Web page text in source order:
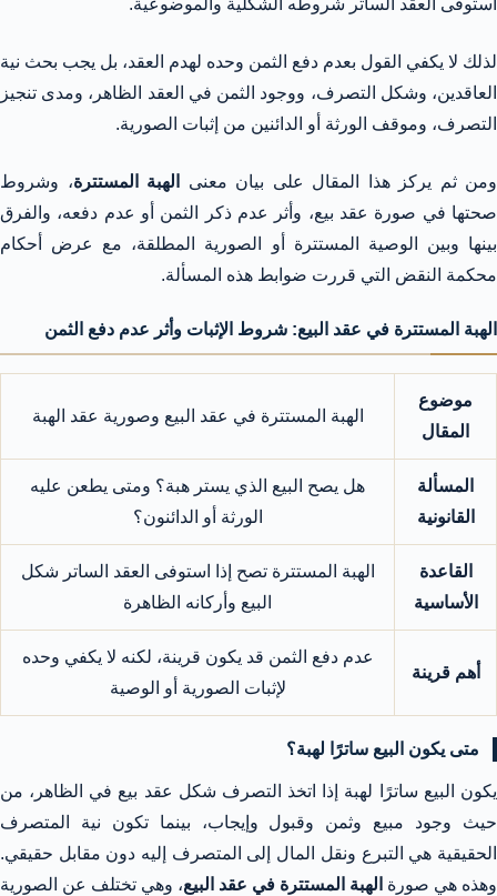
استوفى العقد الساتر شروطه الشكلية والموضوعية.
لذلك لا يكفي القول بعدم دفع الثمن وحده لهدم العقد، بل يجب بحث نية
العاقدين، وشكل التصرف، ووجود الثمن في العقد الظاهر، ومدى تنجيز
التصرف، وموقف الورثة أو الدائنين من إثبات الصورية.
ومن ثم يركز هذا المقال على بيان معنى الهبة المستترة، وشروط
صحتها في صورة عقد بيع، وأثر عدم ذكر الثمن أو عدم دفعه، والفرق
بينها وبين الوصية المستترة أو الصورية المطلقة، مع عرض أحكام
محكمة النقض التي قررت ضوابط هذه المسألة.
الهبة المستترة في عقد البيع: شروط الإثبات وأثر عدم دفع الثمن
موضوع
المقال
الهبة المستترة في عقد البيع وصورية عقد الهبة
المسألة
القانونية
هل يصح البيع الذي يستر هبة؟ ومتى يطعن عليه
الورثة أو الدائنون؟
القاعدة
الأساسية
الهبة المستترة تصح إذا استوفى العقد الساتر شكل
البيع وأركانه الظاهرة
أهم قرينة
عدم دفع الثمن قد يكون قرينة، لكنه لا يكفي وحده
لإثبات الصورية أو الوصية
متى يكون البيع ساترًا لهبة؟
يكون البيع ساترًا لهبة إذا اتخذ التصرف شكل عقد بيع في الظاهر، من
حيث وجود مبيع وثمن وقبول وإيجاب، بينما تكون نية المتصرف
الحقيقية هي التبرع ونقل المال إلى المتصرف إليه دون مقابل حقيقي.
وهذه هي صورة الهبة المستترة في عقد البيع، وهي تختلف عن الصورية